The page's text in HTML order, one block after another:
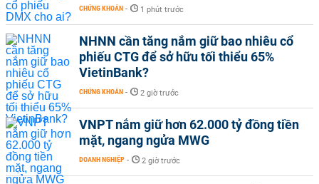
CHỨNG KHOÁN - 1 phút trước
NHNN cần tăng nắm giữ bao nhiêu cổ
phiếu CTG để sở hữu tối thiểu 65%
VietinBank?
CHỨNG KHOÁN - 2 giờ trước
VNPT nắm giữ hơn 62.000 tỷ đồng tiền
mặt, ngang ngửa MWG
DOANH NGHIỆP - 2 giờ trước